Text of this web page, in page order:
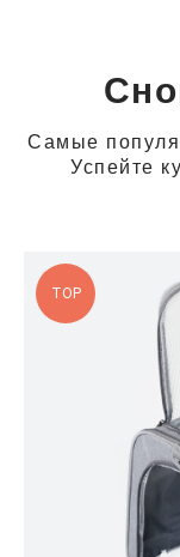
Самые
Успейте
TOP